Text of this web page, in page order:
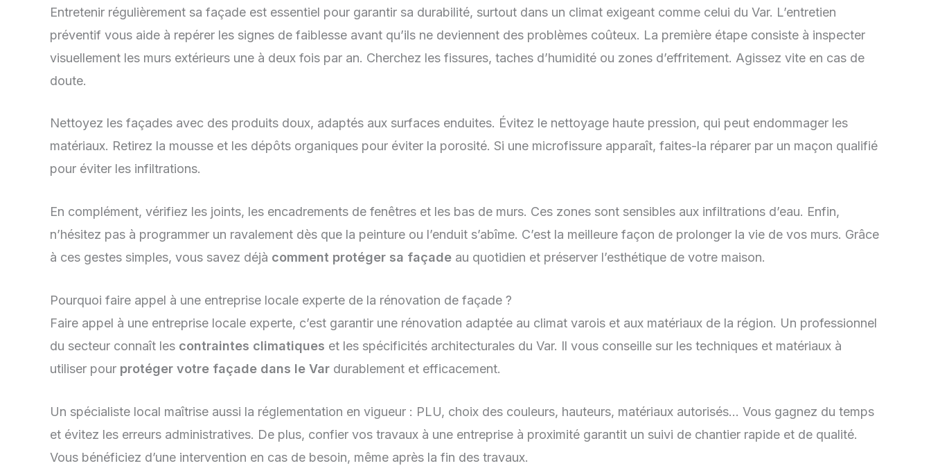
Entretenir régulièrement sa façade est essentiel pour garantir sa durabilité, surtout dans un climat exigeant comme celui du Var. L’entretien
préventif vous aide à repérer les signes de faiblesse avant qu’ils ne deviennent des problèmes coûteux. La première étape consiste à inspecter
visuellement les murs extérieurs une à deux fois par an. Cherchez les fissures, taches d’humidité ou zones d’effritement. Agissez vite en cas de
doute.
Nettoyez les façades avec des produits doux, adaptés aux surfaces enduites. Évitez le nettoyage haute pression, qui peut endommager les
matériaux. Retirez la mousse et les dépôts organiques pour éviter la porosité. Si une microfissure apparaît, faites-la réparer par un maçon qualifié
pour éviter les infiltrations.
En complément, vérifiez les joints, les encadrements de fenêtres et les bas de murs. Ces zones sont sensibles aux infiltrations d’eau. Enfin,
n’hésitez pas à programmer un ravalement dès que la peinture ou l’enduit s’abîme. C’est la meilleure façon de prolonger la vie de vos murs. Grâce
à ces gestes simples, vous savez déjà comment protéger sa façade au quotidien et préserver l’esthétique de votre maison.
Pourquoi faire appel à une entreprise locale experte de la rénovation de façade ?
Faire appel à une entreprise locale experte, c’est garantir une rénovation adaptée au climat varois et aux matériaux de la région. Un professionnel
du secteur connaît les contraintes climatiques et les spécificités architecturales du Var. Il vous conseille sur les techniques et matériaux à
utiliser pour protéger votre façade dans le Var durablement et efficacement.
Un spécialiste local maîtrise aussi la réglementation en vigueur : PLU, choix des couleurs, hauteurs, matériaux autorisés… Vous gagnez du temps
et évitez les erreurs administratives. De plus, confier vos travaux à une entreprise à proximité garantit un suivi de chantier rapide et de qualité.
Vous bénéficiez d’une intervention en cas de besoin, même après la fin des travaux.